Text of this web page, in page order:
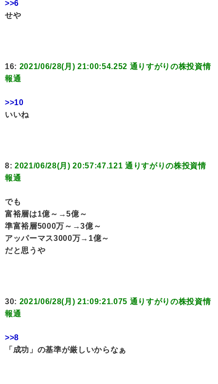
>>6
せや
16: 2021/06/28(月) 21:00:54.252 通りすがりの株投資情
報通
>>10
いいね
8: 2021/06/28(月) 20:57:47.121 通りすがりの株投資情
報通
でも
富裕層は1億～→5億～
準富裕層5000万～→3億～
アッパーマス3000万→1億～
だと思うや
30: 2021/06/28(月) 21:09:21.075 通りすがりの株投資情
報通
>>8
「成功」の基準が厳しいからなぁ